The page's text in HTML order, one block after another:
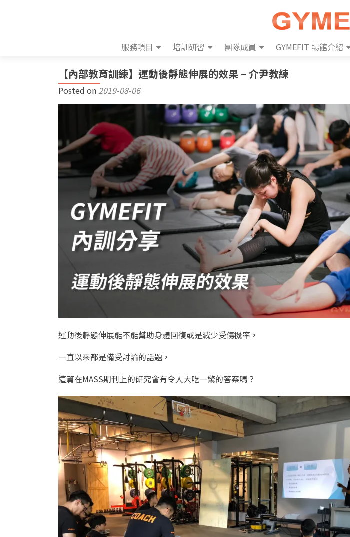
服務項目 培訓研習 團隊成員 GYMEFIT 場館介紹
【內部教育訓練】運動後靜態伸展的效果 – 介尹教練
Posted on 2019-08-06
運動後靜態伸展能不能幫助身體回復或是減少受傷機率，
一直以來都是備受討論的話題，
這篇在MASS期刊上的研究會有令人大吃一驚的答案嗎？